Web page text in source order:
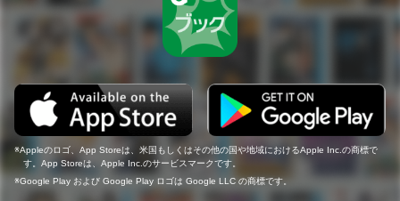
Appleのロゴ、App Storeは、米国もしくはその他の国や地域におけるApple Inc.の商標で
す。App Storeは、Apple Inc.のサービスマークです。
Google Play および Google Play ロゴは Google LLC の商標です。